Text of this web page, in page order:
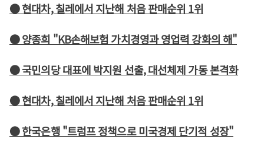
● 현대차, 칠레에서 지난해 처음 판매순위 1위
● 양종희 "KB손해보험 가치경영과 영업력 강화의 해"
● 국민의당 대표에 박지원 선출, 대선체제 가동 본격화
● 현대차, 칠레에서 지난해 처음 판매순위 1위
● 한국은행 "트럼프 정책으로 미국경제 단기적 성장"